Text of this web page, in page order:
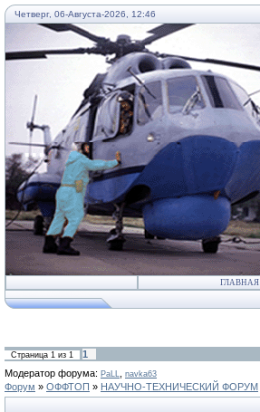
Четверг, 06-Августа-2026, 12:46
...
ГЛАВНАЯ
Страница 1 из 1
1
Модератор форума: PaLL navka63
Форум » ОФФТОП » НАУЧНО-ТЕХНИЧЕСКИЙ ФОРУМ